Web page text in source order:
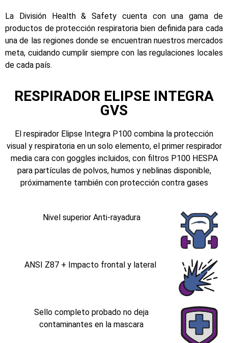
La División Health & Safety cuenta con una gama de
productos de protección respiratoria bien definida para cada
una de las regiones donde se encuentran nuestros mercados
meta, cuidando cumplir siempre con las regulaciones locales
de cada país.
RESPIRADOR ELIPSE INTEGRA
GVS
El respirador Elipse Integra P100 combina la protección
visual y respiratoria en un solo elemento, el primer respirador
media cara con goggles incluidos, con filtros P100 HESPA
para partículas de polvos, humos y neblinas disponible,
próximamente también con protección contra gases
Nivel superior Anti-rayadura
ANSI Z87 + Impacto frontal y lateral
Sello completo probado no deja
contaminantes en la mascara